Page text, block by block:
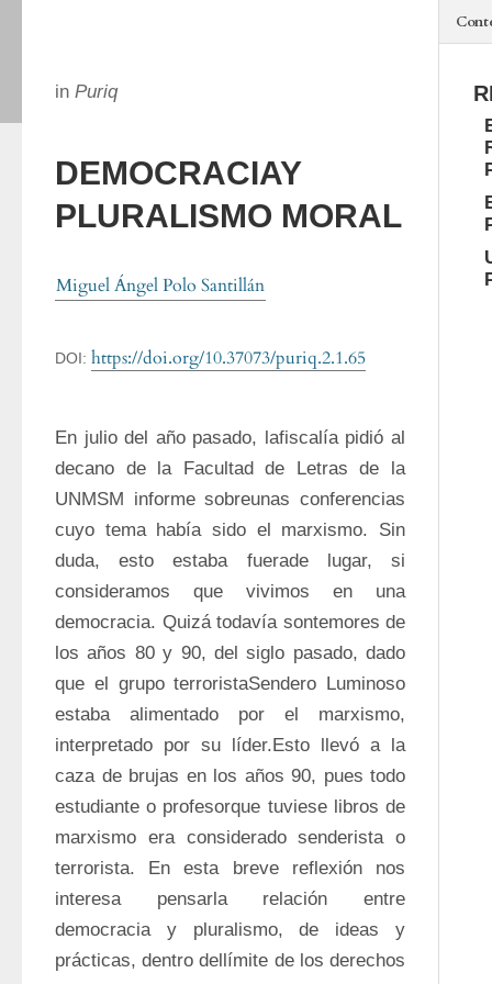
in Puriq
DEMOCRACIAY
PLURALISMO MORAL
Miguel Ángel Polo Santillán
DOI: https://doi.org/10.37073/puriq.2.1.65
En julio del año pasado, lafiscalía pidió al
decano de la Facultad de Letras de la
UNMSM informe sobreunas conferencias
cuyo tema había sido el marxismo. Sin
duda, esto estaba fuerade lugar, si
consideramos que vivimos en una
democracia. Quizá todavía sontemores de
los años 80 y 90, del siglo pasado, dado
que el grupo terroristaSendero Luminoso
estaba alimentado por el marxismo,
interpretado por su líder.Esto llevó a la
caza de brujas en los años 90, pues todo
estudiante o profesorque tuviese libros de
marxismo era considerado senderista o
terrorista. En esta breve reflexión nos
interesa pensarla relación entre
democracia y pluralismo, de ideas y
prácticas, dentro dellímite de los derechos